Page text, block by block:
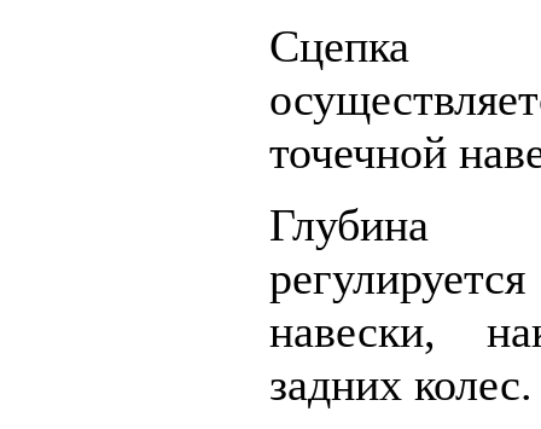
Сцепка
точечной
Глубина
навески,
задних колес.